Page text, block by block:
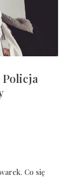
Policja
Co się